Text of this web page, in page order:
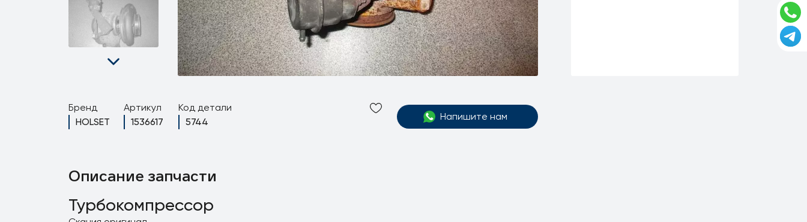
Бренд
HOLSET
Артикул
1536617
Код детали
5744
Напишите нам
Описание запчасти
Турбокомпрессор